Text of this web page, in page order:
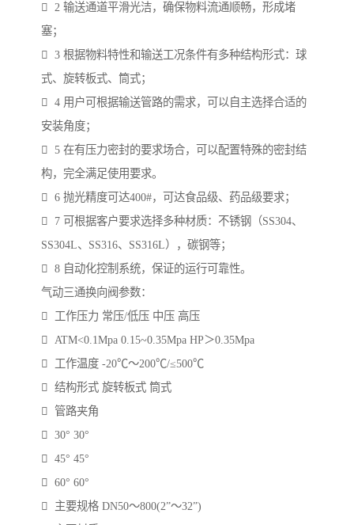
 2 输送通道平滑光洁，确保物料流通顺畅，形成堵
塞；
 3 根据物料特性和输送工况条件有多种结构形式：球
式、旋转板式、筒式；
 4 用户可根据输送管路的需求，可以自主选择合适的
安装角度；
 5 在有压力密封的要求场合，可以配置特殊的密封结
构，完全满足使用要求。
 6 抛光精度可达400#，可达食品级、药品级要求；
 7 可根据客户要求选择多种材质：不锈钢（SS304、
SS304L、SS316、SS316L），碳钢等；
 8 自动化控制系统，保证的运行可靠性。
气动三通换向阀参数：
 工作压力 常压/低压 中压 高压
 ATM<0.1Mpa 0.15~0.35Mpa HP＞0.35Mpa
 工作温度 -20℃～200℃/≤500℃
 结构形式 旋转板式 筒式
 管路夹角
 30° 30°
 45° 45°
 60° 60°
 主要规格 DN50～800(2”～32”)